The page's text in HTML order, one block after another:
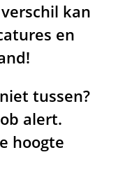
kan
en
tussen?
alert.
hoogte